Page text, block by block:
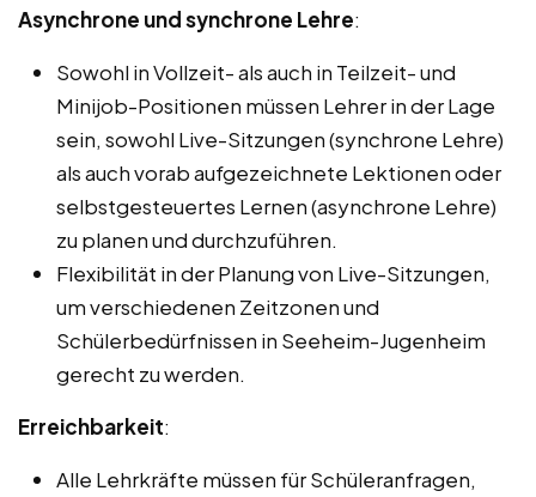
Asynchrone und synchrone Lehre:
Sowohl in Vollzeit- als auch in Teilzeit- und
Minijob-Positionen müssen Lehrer in der Lage
sein, sowohl Live-Sitzungen (synchrone Lehre)
als auch vorab aufgezeichnete Lektionen oder
selbstgesteuertes Lernen (asynchrone Lehre)
zu planen und durchzuführen.
Flexibilität in der Planung von Live-Sitzungen,
um verschiedenen Zeitzonen und
Schülerbedürfnissen in Seeheim-Jugenheim
gerecht zu werden.
Erreichbarkeit:
Alle Lehrkräfte müssen für Schüleranfragen,